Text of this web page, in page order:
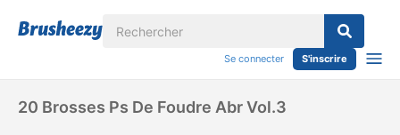
Se connecter S'inscrire
20 Brosses Ps De Foudre Abr Vol.3